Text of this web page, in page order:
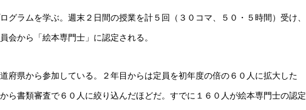
ラムを学ぶ。週末２日間の授業を計５回（３０コマ、５０・５時間）受け、
会から「絵本専門士」に認定される。
府県から参加している。２年目からは定員を初年度の倍の６０人に拡大した
ら書類審査で６０人に絞り込んだほどだ。すでに１６０人が絵本専門士の認定